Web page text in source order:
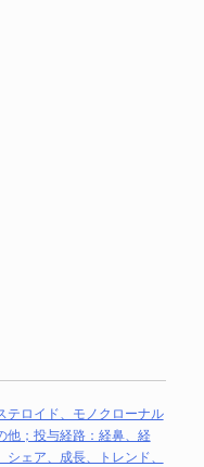
テロイド、モノクローナル
他；投与経路：経鼻、経
ェア、成長、トレンド、